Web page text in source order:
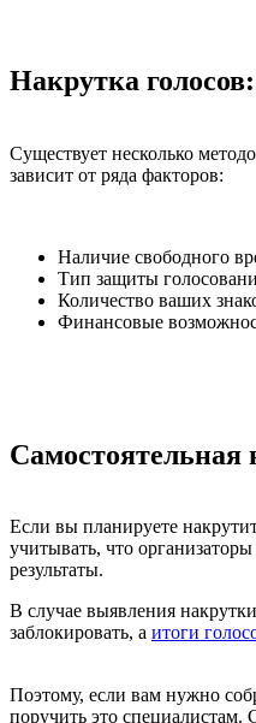
Накрутка
Существует несколько
зависит от ряда факторов:
Наличие свободного
Тип защиты
Количество ваших
Финансовые
Самостоятельная
Если вы планируете
учитывать, что
результаты.
В случае выявления
заблокировать, а итоги
Поэтому, если вам нужно
поручить это специалистам.